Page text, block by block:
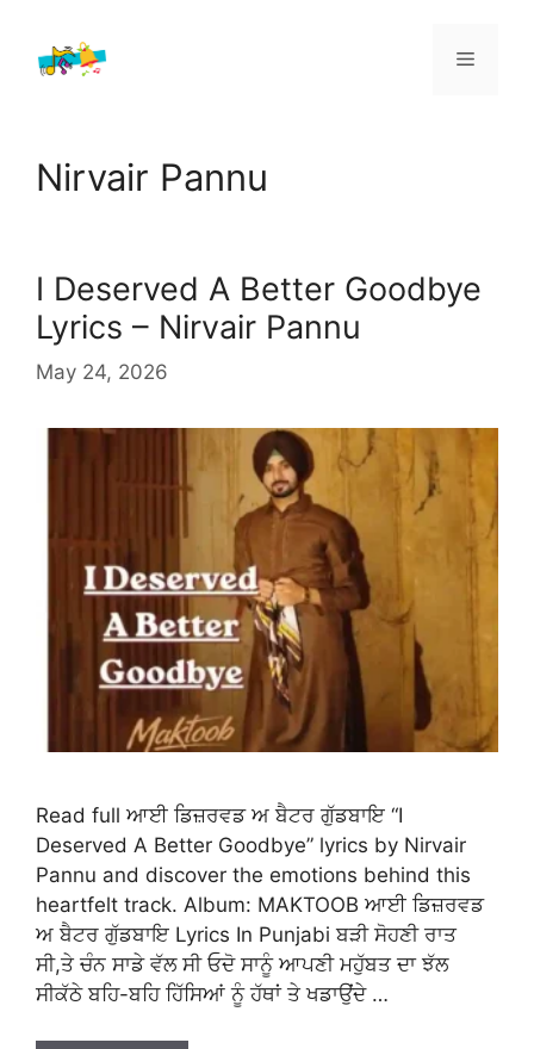
content
Menu
Nirvair Pannu
I Deserved A Better Goodbye
Lyrics – Nirvair Pannu
May 24, 2026
Read full ਆਈ ਡਿਜ਼ਰਵਡ ਅ ਬੈਟਰ ਗੁੱਡਬਾਇ “I
Deserved A Better Goodbye” lyrics by Nirvair
Pannu and discover the emotions behind this
heartfelt track. Album: MAKTOOB ਆਈ ਡਿਜ਼ਰਵਡ
ਅ ਬੈਟਰ ਗੁੱਡਬਾਇ Lyrics In Punjabi ਬੜੀ ਸੋਹਣੀ ਰਾਤ
ਸੀ,ਤੇ ਚੰਨ ਸਾਡੇ ਵੱਲ ਸੀ ਓਦੋ ਸਾਨੂੰ ਆਪਣੀ ਮਹੁੱਬਤ ਦਾ ਝੱਲ
ਸੀਕੱਠੇ ਬਹਿ-ਬਹਿ ਹਿੱਸਿਆਂ ਨੂੰ ਹੱਥਾਂ ਤੇ ਖਡਾਉਂਦੇ …